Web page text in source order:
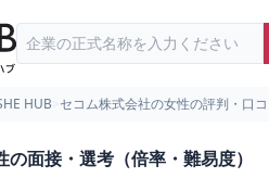
HUB セコム株式会社の女性の評判・口コ
面接・選考（倍率・難易度）